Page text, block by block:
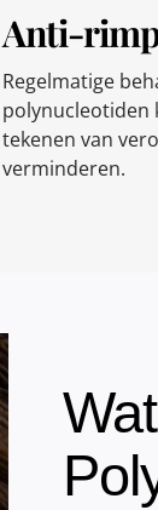
Anti-
Regelmatige
polynucleotiden
tekenen van
verminderen.